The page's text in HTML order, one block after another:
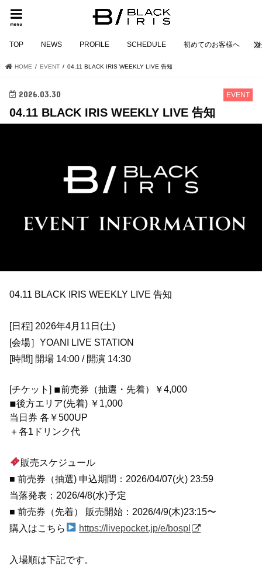
menu
TOP NEWS PROFILE SCHEDULE 初めてのお客様へ
HOME EVENT 04.11 BLACK IRIS WEEKLY LIVE 告知
EVENT
2026.03.30
04.11 BLACK IRIS WEEKLY LIVE 告知
04.11 BLACK IRIS WEEKLY LIVE 告知
[日程] 2026年4月11日(土)
[会場］YOANI LIVE STATION
[時間] 開場 14:00 / 開演 14:30
[チケット] ◾︎前売券（抽選・先着）￥4,000
◾︎後方エリア(先着) ￥1,000
当日券 各￥500UP
＋各1ドリンク代
販売スケジュール
■ 前売券（抽選) 申込期間：2026/04/07(火) 23:59
当落発表：2026/4/8(水)予定
■ 前売券（先着） 販売開始：2026/4/9(木)23:15〜
購入はこちら
https://livepocket.jp/e/bospl
入場順は下記です。